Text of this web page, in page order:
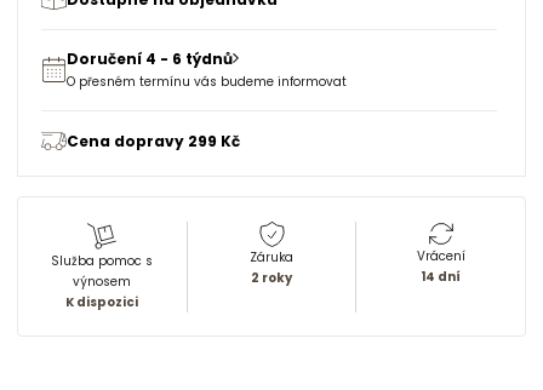
Doručení 4 - 6 týdnů
O přesném termínu vás budeme informovat
Cena dopravy 299 Kč
Služba pomoc s
výnosem
K dispozici
Záruka
2 roky
Vrácení
14 dní